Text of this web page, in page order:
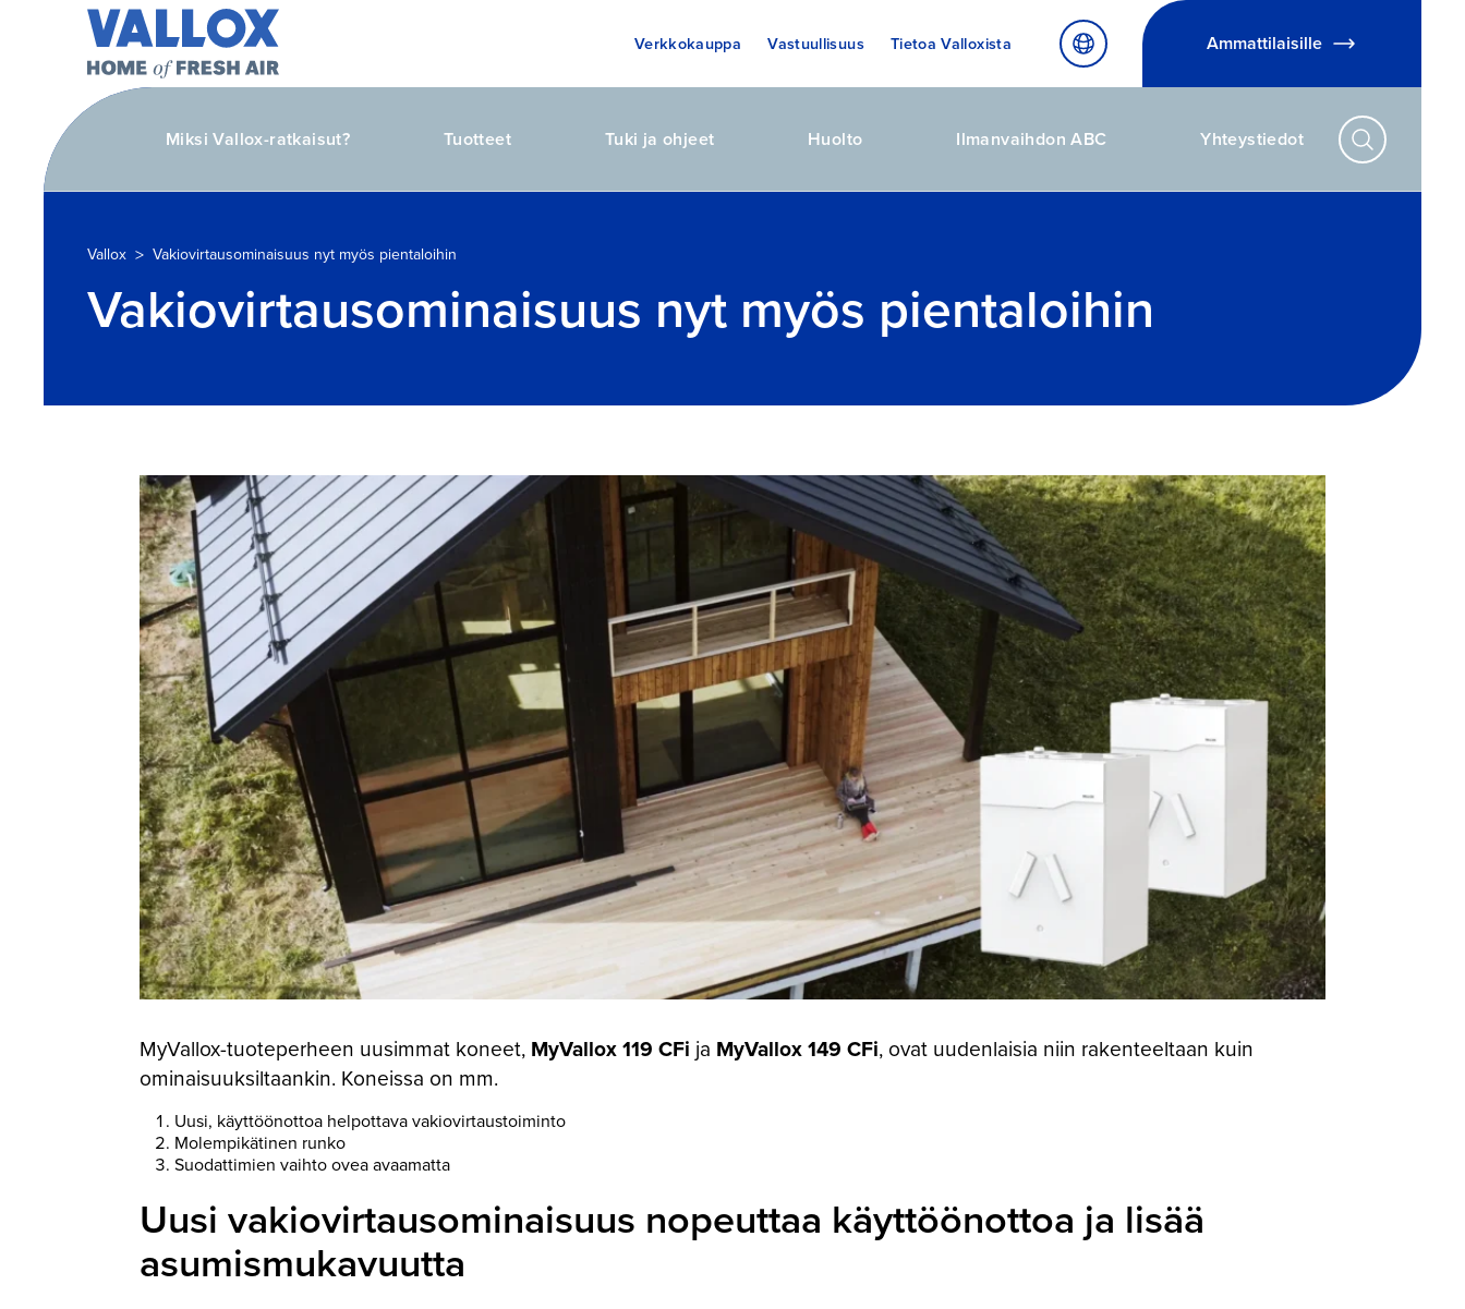
Verkkokauppa Vastuullisuus Tietoa Valloxista Ammattilaisille
Miksi Vallox-ratkaisut? Tuotteet Tuki ja ohjeet Huolto Ilmanvaihdon ABC Yhteystiedot
Vallox > Vakiovirtausominaisuus nyt myös pientaloihin
Vakiovirtausominaisuus nyt myös pientaloihin
MyVallox-tuoteperheen uusimmat koneet, MyVallox 119 CFi ja MyVallox 149 CFi, ovat uudenlaisia niin rakenteeltaan kuin
ominaisuuksiltaankin. Koneissa on mm.
Uusi, käyttöönottoa helpottava vakiovirtaustoiminto
Molempikätinen runko
Suodattimien vaihto ovea avaamatta
Uusi vakiovirtausominaisuus nopeuttaa käyttöönottoa ja lisää
asumismukavuutta